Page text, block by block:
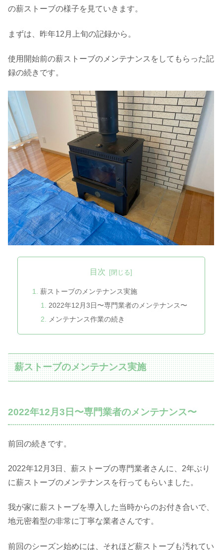
の薪ストーブの様子を見ていきます。
まずは、昨年12月上旬の記録から。
使用開始前の薪ストーブのメンテナンスをしてもらった記
録の続きです。
目次
薪ストーブのメンテナンス実施
2022年12月3日〜専門業者のメンテナンス〜
メンテナンス作業の続き
薪ストーブのメンテナンス実施
2022年12月3日〜専門業者のメンテナンス〜
前回の続きです。
2022年12月3日、薪ストーブの専門業者さんに、2年ぶり
に薪ストーブのメンテナンスを行ってもらいました。
我が家に薪ストーブを導入した当時からのお付き合いで、
地元密着型の非常に丁寧な業者さんです。
前回のシーズン始めには、それほど薪ストーブも汚れてい